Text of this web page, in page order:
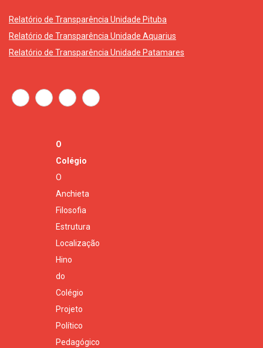
Relatório de Transparência Unidade Pituba
Relatório de Transparência Unidade Aquarius
Relatório de Transparência Unidade Patamares
O
Colégio
O
Anchieta
Filosofia
Estrutura
Localização
Hino
do
Colégio
Projeto
Político
Pedagógico